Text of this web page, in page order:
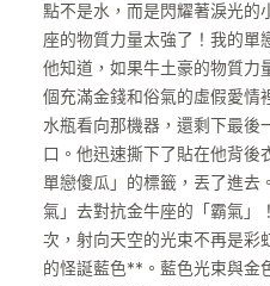
點不是水，而是閃耀著淚光的
座的物質力量太強了！我的單
他知道，如果牛土豪的物質力
個充滿金錢和俗氣的虛假愛情
水瓶看向那機器，還剩下最後
口。他迅速撕下了貼在他背後
單戀傻瓜」的標籤，丟了進去
氣」去對抗金牛座的「霸氣」
次，射向天空的光束不再是彩
的怪誕藍色**。藍色光束與金